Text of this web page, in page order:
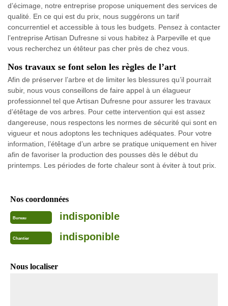
d’écimage, notre entreprise propose uniquement des services de
qualité. En ce qui est du prix, nous suggérons un tarif
concurrentiel et accessible à tous les budgets. Pensez à contacter
l’entreprise Artisan Dufresne si vous habitez à Parpeville et que
vous recherchez un étêteur pas cher près de chez vous.
Nos travaux se font selon les règles de l’art
Afin de préserver l’arbre et de limiter les blessures qu’il pourrait
subir, nous vous conseillons de faire appel à un élagueur
professionnel tel que Artisan Dufresne pour assurer les travaux
d’étêtage de vos arbres. Pour cette intervention qui est assez
dangereuse, nous respectons les normes de sécurité qui sont en
vigueur et nous adoptons les techniques adéquates. Pour votre
information, l’étêtage d’un arbre se pratique uniquement en hiver
afin de favoriser la production des pousses dès le début du
printemps. Les périodes de forte chaleur sont à éviter à tout prix.
Nos coordonnées
Bureau indisponible
Chantier indisponible
Nous localiser